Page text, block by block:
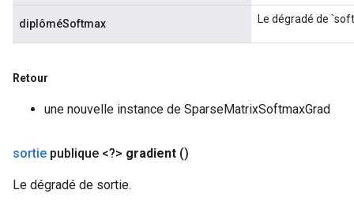
diplôméSoftmax Le dégradé de
Retour
une nouvelle instance de SparseMatrixSoftmaxGrad
sortie publique <?> gradient ()
Le dégradé de sortie.